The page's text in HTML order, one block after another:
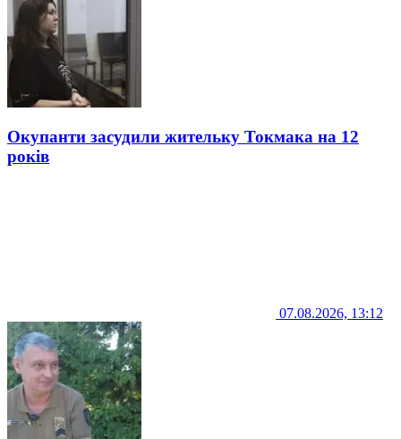
Окупанти засудили жительку Токмака на 12
років
07.08.2026, 13:12